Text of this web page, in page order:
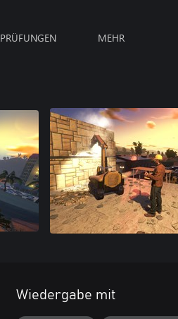
MEHR
Wiedergabe mit